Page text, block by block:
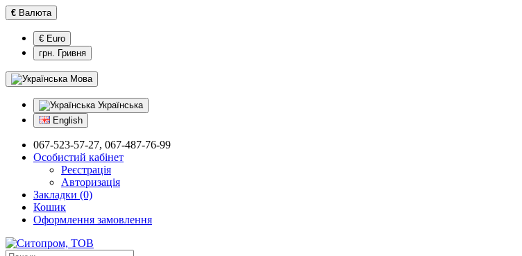
€ Валюта
€ Euro
грн. Гривня
Мова
Українська
English
067-523-57-27, 067-487-76-99
Особистий кабінет
Реєстрація
Авторизація
Закладки (0)
Кошик
Оформлення замовлення